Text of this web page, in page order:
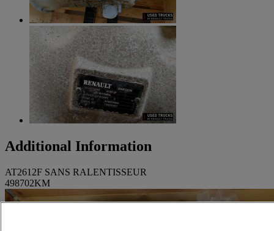
Additional Information
AT2612F SANS RALENTISSEUR
498702KM